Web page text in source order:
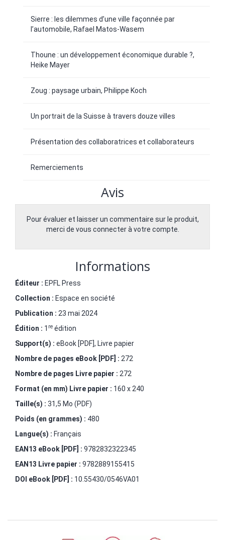
Sierre : les dilemmes d’une ville façonnée par
l’automobile, Rafael Matos-Wasem
Thoune : un développement économique durable ?,
Heike Mayer
Zoug : paysage urbain, Philippe Koch
Un portrait de la Suisse à travers douze villes
Présentation des collaboratrices et collaborateurs
Remerciements
Avis
Pour évaluer et laisser un commentaire sur le produit,
merci de vous connecter à votre compte.
Informations
Éditeur : EPFL Press
Collection : Espace en société
Publication : 23 mai 2024
Édition : 1 re édition
Support(s) : eBook [PDF], Livre papier
Nombre de pages eBook [PDF] : 272
Nombre de pages Livre papier : 272
Format (en mm) Livre papier : 160 x 240
Taille(s) : 31,5 Mo (PDF)
Poids (en grammes) : 480
Langue(s) : Français
EAN13 eBook [PDF] : 9782832322345
EAN13 Livre papier : 9782889155415
DOI eBook [PDF] : 10.55430/0546VA01